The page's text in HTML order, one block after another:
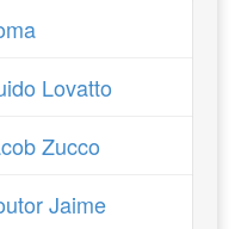
Lovatto
Zucco
Jaime